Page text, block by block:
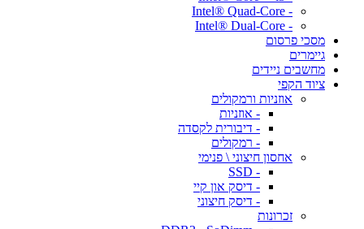
- Intel® Quad-Core
- Intel® Dual-Core
מסכי פרסום
גיימרים
מחשבים ניידים
ציוד הקפי
אוזניות ורמקולים
- אוזניות
- דיבורית לקסדה
- רמקולים
אחסון חיצוני \ פנימי
- SSD
- דיסק און קיי
- דיסק חיצוני
זכרונות